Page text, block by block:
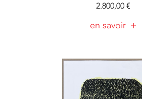
2.800,00€
en savoir